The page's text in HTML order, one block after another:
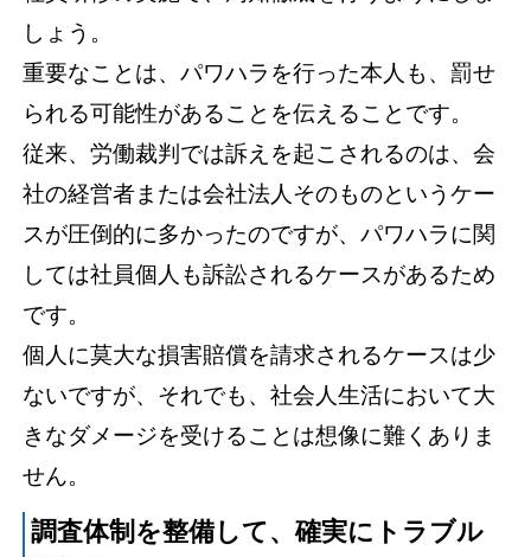
しょう。
重要なことは、パワハラを行った本人も、罰せ
られる可能性があることを伝えることです。
従来、労働裁判では訴えを起こされるのは、会
社の経営者または会社法人そのものというケー
スが圧倒的に多かったのですが、パワハラに関
しては社員個人も訴訟されるケースがあるため
です。
個人に莫大な損害賠償を請求されるケースは少
ないですが、それでも、社会人生活において大
きなダメージを受けることは想像に難くありま
せん。
調査体制を整備して、確実にトラブル